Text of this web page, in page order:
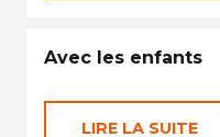
Avec les enfants
LIRE LA SUITE